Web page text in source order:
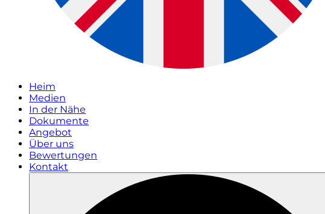
Heim
Medien
In der Nähe
Dokumente
Angebot
Über uns
Bewertungen
Kontakt